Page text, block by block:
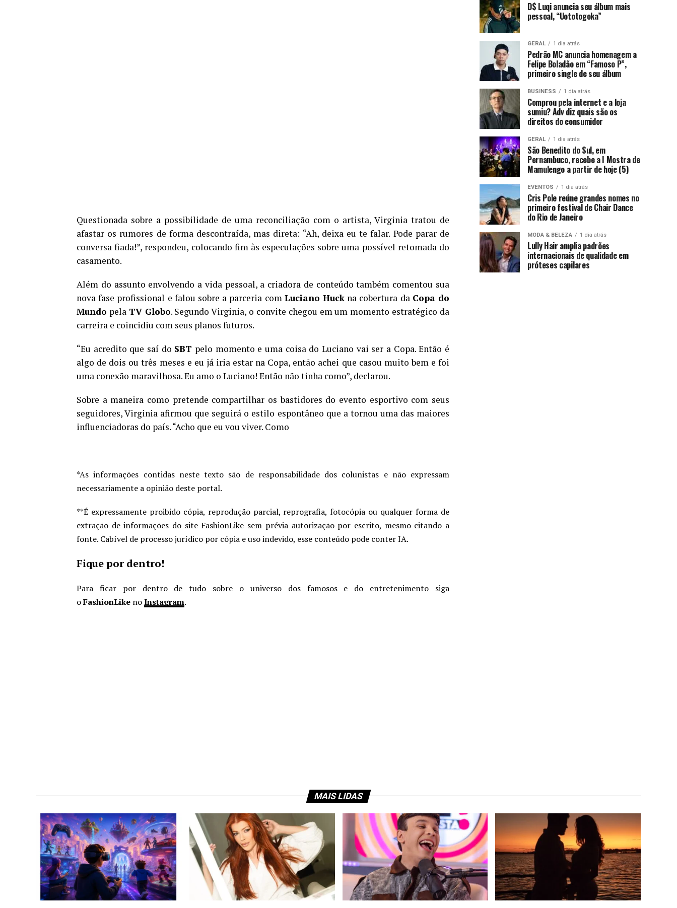
Questionada sobre a possibilidade de uma reconciliação com o artista, Virginia tratou de
afastar os rumores de forma descontraída, mas direta: “Ah, deixa eu te falar. Pode parar de
conversa fiada!”, respondeu, colocando fim às especulações sobre uma possível retomada do
casamento.
Além do assunto envolvendo a vida pessoal, a criadora de conteúdo também comentou sua
nova fase profissional e falou sobre a parceria com Luciano Huck na cobertura da Copa do
Mundo pela TV Globo. Segundo Virginia, o convite chegou em um momento estratégico da
carreira e coincidiu com seus planos futuros.
“Eu acredito que saí do SBT pelo momento e uma coisa do Luciano vai ser a Copa. Então é
algo de dois ou três meses e eu já iria estar na Copa, então achei que casou muito bem e foi
uma conexão maravilhosa. Eu amo o Luciano! Então não tinha como”, declarou.
Sobre a maneira como pretende compartilhar os bastidores do evento esportivo com seus
seguidores, Virginia afirmou que seguirá o estilo espontâneo que a tornou uma das maiores
influenciadoras do país. “Acho que eu vou viver. Como
*As informações contidas neste texto são de responsabilidade dos colunistas e não expressam
necessariamente a opinião deste portal.
**É expressamente proibido cópia, reprodução parcial, reprografia, fotocópia ou qualquer forma de
extração de informações do site FashionLike sem prévia autorização por escrito, mesmo citando a
fonte. Cabível de processo jurídico por cópia e uso indevido, esse conteúdo pode conter IA.
Fique por dentro!
Para ficar por dentro de tudo sobre o universo dos famosos e do entretenimento siga
oFashionLike noInstagram.
D$ Luqi anuncia seu álbum mais
pessoal, “Uototogoka”
GERAL 1 dia atrás
Pedrão MC anuncia homenagem a
Felipe Boladão em “Famoso P”,
primeiro single de seu álbum
BUSINESS 1 dia atrás
Comprou pela internet e a loja
sumiu? Adv diz quais são os
direitos do consumidor
GERAL 1 dia atrás
São Benedito do Sul, em
Pernambuco, recebe a I Mostra de
Mamulengo a partir de hoje (5)
EVENTOS 1 dia atrás
Cris Pole reúne grandes nomes no
primeiro festival de Chair Dance
do Rio de Janeiro
MODA & BELEZA 1 dia atrás
Lully Hair amplia padrões
internacionais de qualidade em
próteses capilares
MAIS LIDAS